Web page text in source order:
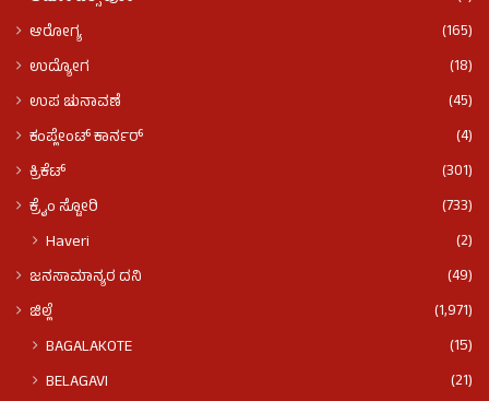
ಆರೋಗ್ಯ
(165)
ಉದ್ಯೋಗ
(18)
ಉಪ ಚುನಾವಣೆ
(45)
ಕಂಪ್ಲೇಂಟ್ ಕಾರ್ನರ್
(4)
ಕ್ರಿಕೆಟ್
(301)
ಕ್ರೈಂ ಸ್ಟೋರಿ
(733)
Haveri (2)
ಜನಸಾಮಾನ್ಯರ ದನಿ
(49)
ಜಿಲ್ಲೆ
(1,971)
BAGALAKOTE
(15)
BELAGAVI
(21)